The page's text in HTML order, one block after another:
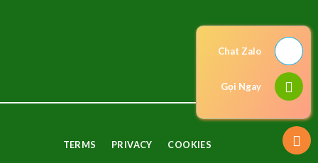
TERMS PRIVACY COOKIES
Chat Zalo
Gọi Ngay